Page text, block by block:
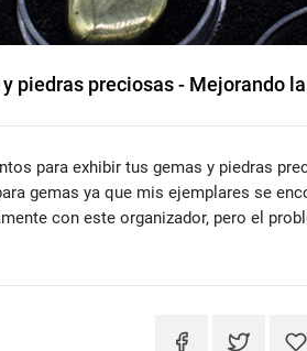
piedras preciosas - Mejorando
para exhibir tus gemas y piedras
gemas ya que mis ejemplares se
con este organizador, pero el